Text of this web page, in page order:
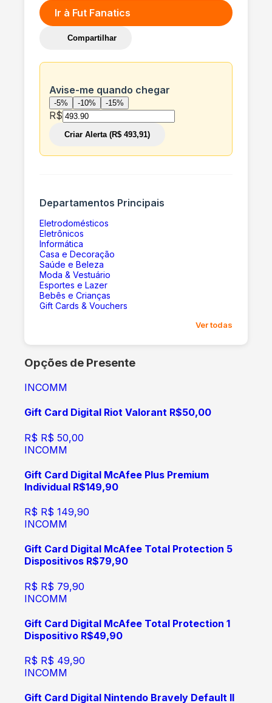
Ir à Fut Fanatics
Compartilhar
Avise-me quando chegar
-5% -10% -15%
R$
Criar Alerta (R$ 493,91)
Departamentos Principais
Eletrodomésticos
Eletrônicos
Informática
Casa e Decoração
Saúde e Beleza
Moda & Vestuário
Esportes e Lazer
Bebês e Crianças
Gift Cards & Vouchers
Ver todas
Opções de Presente
INCOMM
Gift Card Digital Riot Valorant R$50,00
R$ R$ 50,00
INCOMM
Gift Card Digital McAfee Plus Premium
Individual R$149,90
R$ R$ 149,90
INCOMM
Gift Card Digital McAfee Total Protection 5
Dispositivos R$79,90
R$ R$ 79,90
INCOMM
Gift Card Digital McAfee Total Protection 1
Dispositivo R$49,90
R$ R$ 49,90
INCOMM
Gift Card Digital Nintendo Bravely Default II